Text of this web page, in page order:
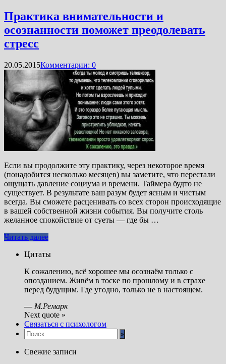
Практика внимательности и
осознанности поможет преодолевать
стресс
20.05.2015Комментарии: 0
Если вы продолжите эту практику, через некоторое время
(понадобится несколько месяцев) вы заметите, что перестали
ощущать давление социума и времени. Таймера будто не
существует. В результате ваш разум будет ясным и чистым
всегда. Вы сможете расценивать со всех сторон происходящие
в вашей собственной жизни события. Вы получите столь
желанное спокойствие от суеты — где бы …
Читать далее
Цитаты
К сожалению, всё хорошее мы осознаём только с
опозданием. Живём в тоске по прошлому и в страхе
перед будущим. Где угодно, только не в настоящем.
— М.Ремарк
Next quote »
Связаться с психологом
Свежие записи